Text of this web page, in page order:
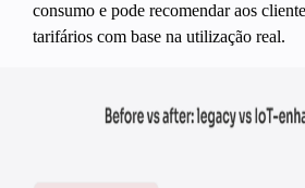
consumo e pode recomendar aos
tarifários com base na utilização real.